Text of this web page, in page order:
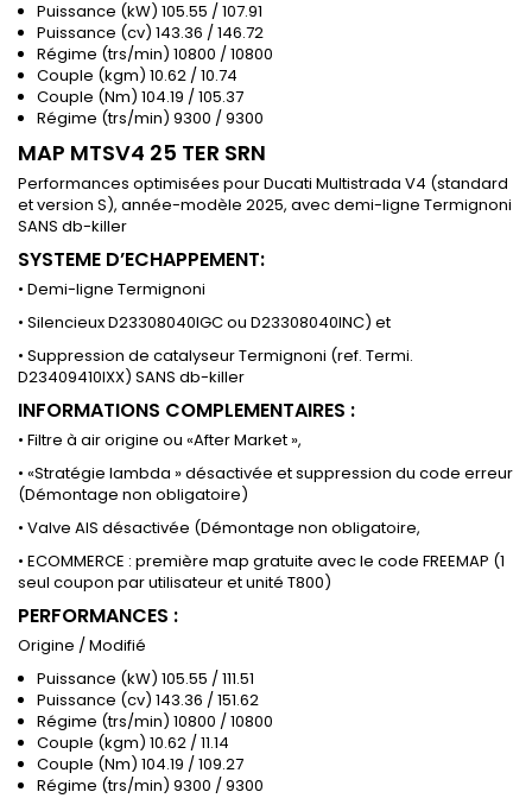
Puissance (kW) 105.55 / 107.91
Puissance (cv) 143.36 / 146.72
Régime (trs/min) 10800 / 10800
Couple (kgm) 10.62 / 10.74
Couple (Nm) 104.19 / 105.37
Régime (trs/min) 9300 / 9300
MAP MTSV4 25 TER SRN
Performances optimisées pour Ducati Multistrada V4 (standard
et version S), année-modèle 2025, avec demi-ligne Termignoni
SANS db-killer
SYSTEME D’ECHAPPEMENT:
• Demi-ligne Termignoni
• Silencieux D23308040IGC ou D23308040INC) et
• Suppression de catalyseur Termignoni (ref. Termi.
D23409410IXX) SANS db-killer
INFORMATIONS COMPLEMENTAIRES :
• Filtre à air origine ou «After Market »,
• «Stratégie lambda » désactivée et suppression du code erreur
(Démontage non obligatoire)
• Valve AIS désactivée (Démontage non obligatoire,
• ECOMMERCE : première map gratuite avec le code FREEMAP (1
seul coupon par utilisateur et unité T800)
PERFORMANCES :
Origine / Modifié
Puissance (kW) 105.55 / 111.51
Puissance (cv) 143.36 / 151.62
Régime (trs/min) 10800 / 10800
Couple (kgm) 10.62 / 11.14
Couple (Nm) 104.19 / 109.27
Régime (trs/min) 9300 / 9300